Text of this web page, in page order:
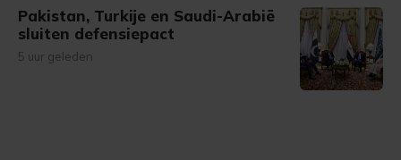
Pakistan, Turkije en Saudi-Arabië
sluiten defensiepact
5 uur geleden